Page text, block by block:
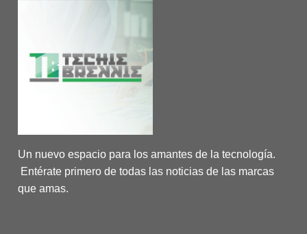
Un nuevo espacio para los amantes de la tecnología.
Entérate primero de todas las noticias de las marcas
que amas.